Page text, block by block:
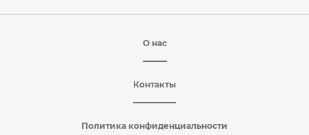
О нас
Контакты
Политика конфиденциальности